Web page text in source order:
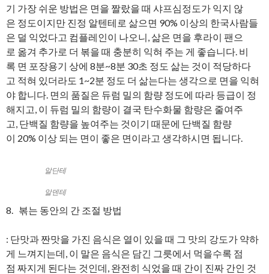
기 가장 쉬운 방법은 면을 짤랐을 때 샤프심정도가 익지 않
은 정도이지만 진정 알텐테로 삶으면 90% 이상의 한국사람들
은 덜 익었다고 컴플레인이 나오니, 삶은 면을 후라이 팬으
로 옮겨 추가로 더 볶을 때 충분히 익혀 주는 게 좋습니다. 비
록 면 포장용기 상에 8분~8분 30초 정도 삶는 것이 적당하다
고 적혀 있더라도 1~2분 정도 더 삶는다는 생각으로 면을 익혀
야 합니다. 면의 품질은 듀럼 밀의 함량 정도에 따라 등급이 정
해지고, 이 듀럼 밀의 함량이 결국 탄수화물 함량은 줄여주
고, 단백질 함량을 높여주는 것이기 때문에 단백질 함량
이 20% 이상 되는 면이 좋은 면이라고 생각하시면 됩니다.
알단테
알덴테
8. 볶는 동안의 간 조절 방법
: 단맛과 짠맛을 가진 음식은 열이 있을 때 그 맛의 강도가 약하
게 느껴지는데, 이 말은 음식은 담긴 그릇에서 먹을수록 점
점 짜지게 된다는 것인데, 완전히 식었을 때 간이 진짜 간인 것